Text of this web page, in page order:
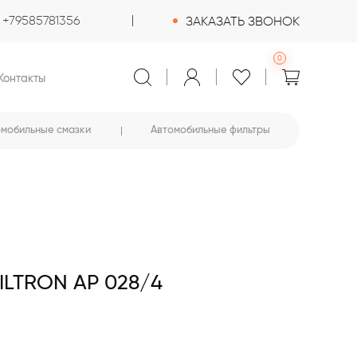
+79585781356 ЗАКАЗАТЬ ЗВОНОК
0
смазки Автомобильные фильтры
AP 028/4